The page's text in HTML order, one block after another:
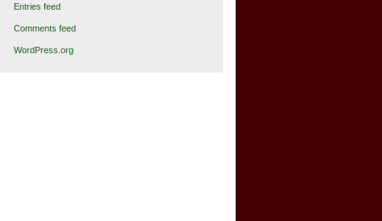
Entries feed
Comments feed
WordPress.org